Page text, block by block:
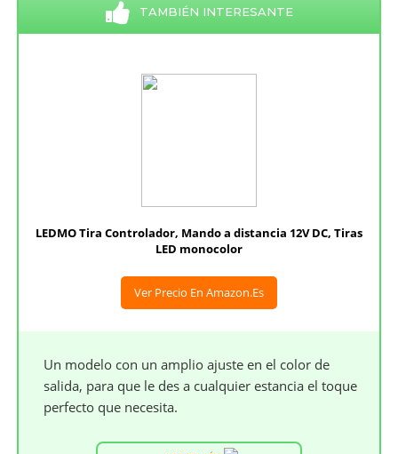
TAMBIÉN INTERESANTE
LEDMO Tira Controlador, Mando a distancia 12V DC, Tiras
LED monocolor
Ver Precio En Amazon.es
Un modelo con un amplio ajuste en el color de
salida, para que le des a cualquier estancia el toque
perfecto que necesita.